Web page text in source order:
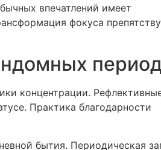
впечатлений имеет
фокуса
концентрации.
Практика благодарности
бытия. Периодическая